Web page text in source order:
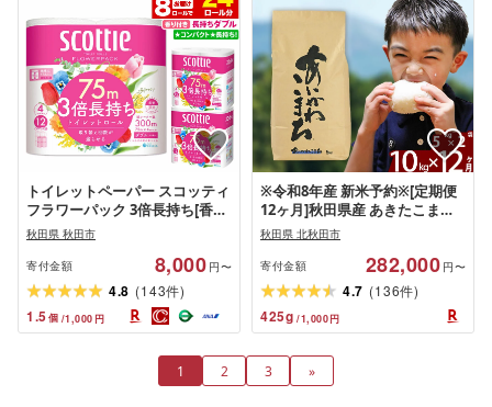
トイレットペーパー スコッティ
フラワーパック 3倍長持ち[香り
付]4ロール(ダブル)×2パック 秋
田市オリジナル 最短翌日発送
[スコッティ フラワーパック ト
イレットペーパー 日本製紙クレ
シア 新生活]
秋田県 秋田市
寄付金額 8,000 円〜
4.8 (143件)
1.5個 /1,000 円
※令和8年産 新米予約※[定期便
12ヶ月]秋田県産 あきたこまち
10kg[白米](5kg小分け袋) 2026
年産 令和8年産 お届け周期調整
可能 隔月に調整OK お米 藤岡農
産 [藤岡農産 秋田 お米 あきたこ
まち 米どころ 東北]
秋田県 北秋田市
寄付金額 282,000 円〜
4.7 (136件)
425g /1,000円
1 2 3 »